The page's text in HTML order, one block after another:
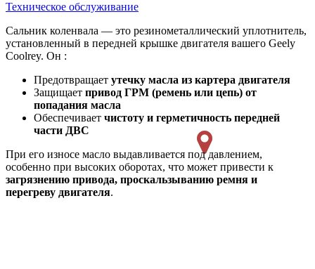
Техническое обслуживание
Сальник коленвала — это резинометаллический уплотнитель,
установленный в передней крышке двигателя вашего Geely
Coolrey. Он :
Предотвращает утечку масла из картера двигателя
Защищает привод ГРМ (ремень или цепь) от
попадания масла
Обеспечивает чистоту и герметичность передней
части ДВС
При его износе масло выдавливается под давлением,
особенно при высоких оборотах, что может привести к
загрязнению привода, проскальзыванию ремня и
перегреву двигателя.